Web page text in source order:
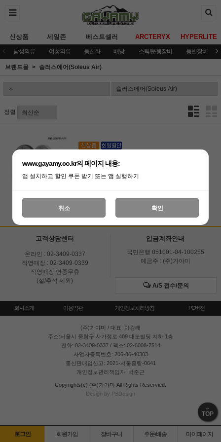
신상품 세일존 베스트셀러 ARCTERYX HYPERLITE
남성의류 여성의류 등산화 배낭 스틱/운행장비 등반장비
브랜드몰 솔러스에어(Soleus Air)
정렬
고객상담센터
온라인 : 02-3409-0337
직영매장 : 02-3409-0339
직영매장 연중무휴
(설/추석 제외)
입금계좌안내
국민은행 051001-04-100255
예금주 : (주)가야미
A/S 접수/문의
회사소개 이용약관 개인정보처리방침 PC버전
(주)가야미 / 대표: 이강래
주소:서울시 중랑구 사가정로 409 대도빌딩 지하 1층
전화: 02-3409-0337 / 팩스: 02-6008-7514
사업자등록번호: 206-86-40303
통신판매업신고: 2021-서울중랑-0641
개인정보관리책임자: 박준근
Copyrights(c) (주)가야미 All Rights Reservied.
Design by PSDesign
TOP
로그인 회원가입 장바구니 주문/배송 마이페이지
www.gayamy.co.kr의 페이지 내용:
앱 설치하고 할인 쿠폰 받기 또는 앱 실행하기
취소 확인